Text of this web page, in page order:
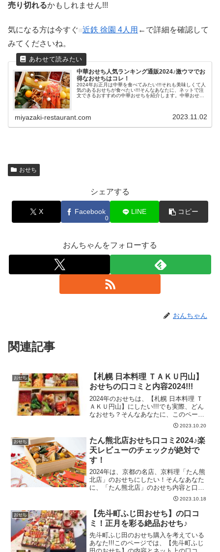
売り切れるかもしれません!!!
気になる方は今すぐ 近鉄 徐園 4人用 ←で詳細を確認して
みてくださいね。
中華おせち人気ランキング通販2024♪激ウマでお
得なおせちはコレ！
2024年お正月は中華を食べてみたい!!!それも美味しくて人
気のあるおせちが食べたい!!!そんなあなたに、ネットで注
文できるおすすめの中華おせちを紹介します。中華おせち
miyazaki-restaurant.com 2023.11.02
おせち
シェアする
X Facebook
0
LINE コピー
おんちゃんをフォローする
おんちゃん
関連記事
おせち
【札幌 日本料理 ＴＡＫＵ円山】
おせちの口コミと内容2024!!!
2024年のおせちは、【札幌 日本料理 Ｔ
ＡＫＵ円山】にしたい!!!でも実際、どん
なおせち？そんなあなたに、このページ
では【ＴＡＫＵ円山】のおせちの内容と
口コミを紹介♪完売前に!!!【札幌 日本料
理 ＴＡＫＵ円山】おせちの口コミと内容
202...
2023.10.20
おせち
たん熊北店おせち口コミ2024♪楽
天レビューのチェックが絶対で
す！
2024年は、京都の名店、京料理「たん熊
北店」のおせちにしたい！そんなあなた
に、「たん熊北店」のおせち内容と口コ
ミを紹介。ぜひあなたの2024年おせち選
びにお役立てください!!!たん熊北店おせ
ち口コミ2024♪楽天レビューのチェックが
絶対で...
2023.10.18
おせち
【先斗町ふじ田おせち】の口コ
ミ！正月を彩る絶品おせち♪
先斗町ふじ田のおせち購入を考えている
あなた!!!このページでは、【先斗町ふじ